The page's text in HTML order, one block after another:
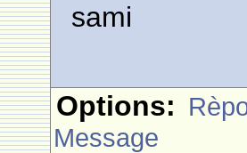
sami
Options:
Message